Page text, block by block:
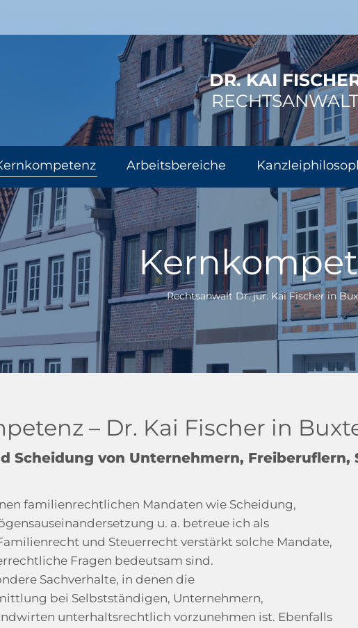
DR. KAI
RECHTSANWALT
Arbeitsbereiche
Rechtsanwalt Dr. jur. Kai Fischer in
– Dr. Kai Fischer in
Scheidung von Unternehmern, Freiberuflern,
familienrechtlichen Mandaten wie Scheidung,
u. a. betreue ich als
und Steuerrecht verstärkt solche Mandate,
Fragen bedeutsam sind.
Sachverhalte, in denen die
bei Selbstständigen, Unternehmern,
unterhaltsrechtlich vorzunehmen ist. Ebenfalls